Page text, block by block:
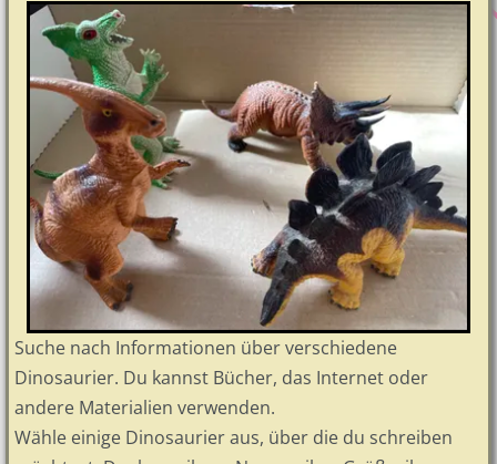
Suche nach Informationen über verschiedene
Dinosaurier. Du kannst Bücher, das Internet oder
andere Materialien verwenden.
Wähle einige Dinosaurier aus, über die du schreiben